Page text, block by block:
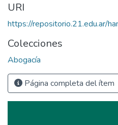
URI
https://repositorio.21.edu.ar/
Colecciones
Abogacía
Página completa del ítem